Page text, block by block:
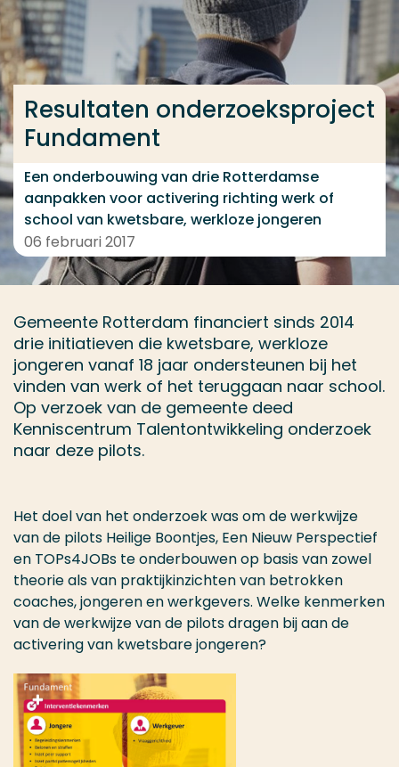
Ga direct naar de content
... > Fundament
Resultaten onderzoeksproject
Fundament
Een onderbouwing van drie Rotterdamse
aanpakken voor activering richting werk of
school van kwetsbare, werkloze jongeren
06 februari 2017
Gemeente Rotterdam financiert sinds 2014
drie initiatieven die kwetsbare, werkloze
jongeren vanaf 18 jaar ondersteunen bij het
vinden van werk of het teruggaan naar school.
Op verzoek van de gemeente deed
Kenniscentrum Talentontwikkeling onderzoek
naar deze pilots.
Het doel van het onderzoek was om de werkwijze
van de pilots Heilige Boontjes, Een Nieuw Perspectief
en TOPs4JOBs te onderbouwen op basis van zowel
theorie als van praktijkinzichten van betrokken
coaches, jongeren en werkgevers. Welke kenmerken
van de werkwijze van de pilots dragen bij aan de
activering van kwetsbare jongeren?
Veel gezocht
Contact